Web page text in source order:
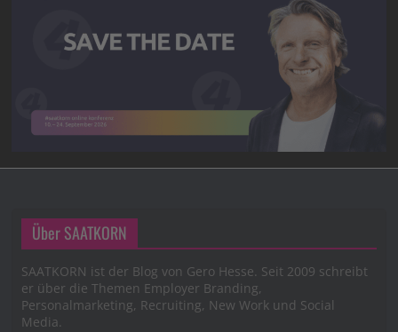
Über SAATKORN
SAATKORN ist der Blog von Gero Hesse. Seit 2009 schreibt
er über die Themen Employer Branding,
Personalmarketing, Recruiting, New Work und Social
Media.